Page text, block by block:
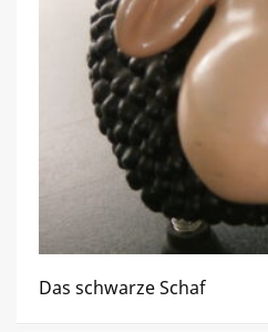
Das schwarze Schaf